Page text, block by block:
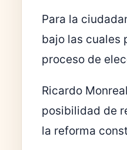
Para la
bajo las cuales
proceso de
Ricardo
posibilidad de
la reforma